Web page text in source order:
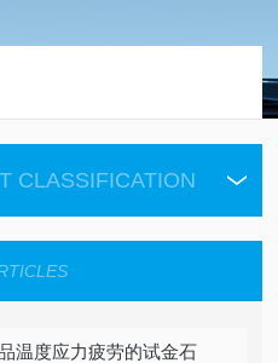
CLASSIFICATION
温度应力疲劳的试金石